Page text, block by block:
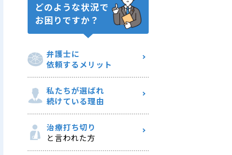
どのような状況で
お困りですか？
弁護士に
依頼するメリット
私たちが選ばれ
続けている理由
治療打ち切り
と言われた方